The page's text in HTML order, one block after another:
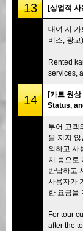
13 [상업적
대여 시
비스, 광
Rented
services,
14
[카트 원
Status,
투어 고객
을 지지
외하고 사
치 등으로
반납하고
사용자가
한 요금을
For tour
after the